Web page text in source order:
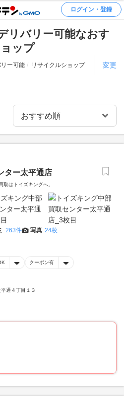
ログイン・登録
リバリー可能なおす
ップ
ー可能 リサイクルショップ 変更
ター太平通店
取はトイズキングへ。‎
263件 写真 24枚
クーポン有
通４丁目１３